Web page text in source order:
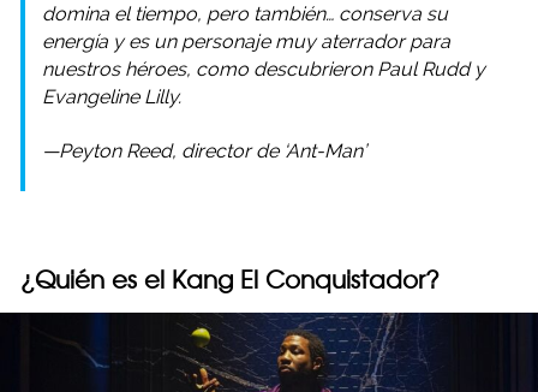
domina el tiempo, pero también… conserva su
energía y es un personaje muy aterrador para
nuestros héroes, como descubrieron Paul Rudd y
Evangeline Lilly.
—Peyton Reed, director de ‘Ant-Man’
¿Quién es el Kang El Conquistador?